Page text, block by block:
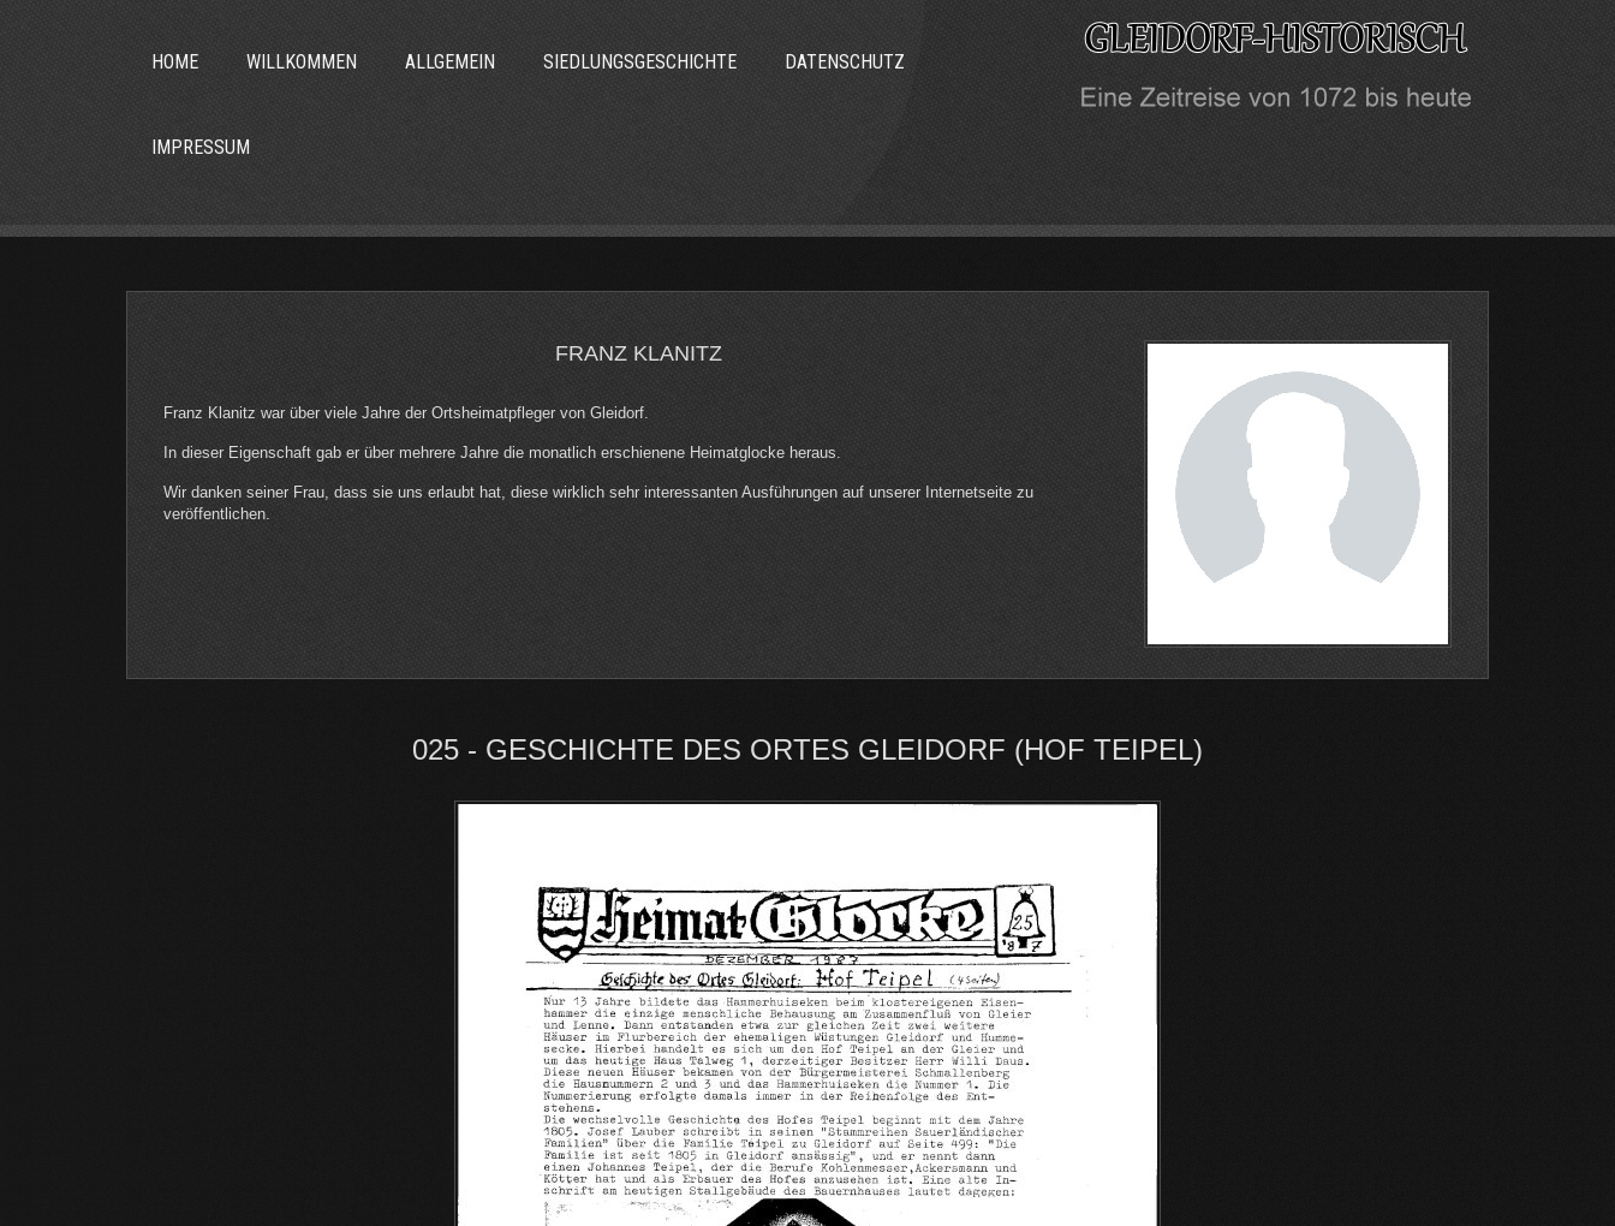
HOME WILLKOMMEN ALLGEMEIN SIEDLUNGSGESCHICHTE DATENSCHUTZ
IMPRESSUM
FRANZ KLANITZ
Franz Klanitz war über viele Jahre der Ortsheimatpfleger von Gleidorf.
In dieser Eigenschaft gab er über mehrere Jahre die monatlich erschienene Heimatglocke heraus.
Wir danken seiner Frau, dass sie uns erlaubt hat, diese wirklich sehr interessanten Ausführungen auf unserer Internetseite zu
veröffentlichen.
025 - GESCHICHTE DES ORTES GLEIDORF (HOF TEIPEL)